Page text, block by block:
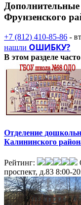
Фрунзенского
+7 (812) 410-85-86 -
нашли ОШИБКУ?
В этом разделе
Отделение
Калининского
Рейтинг:
проспект, д.83 8:00-